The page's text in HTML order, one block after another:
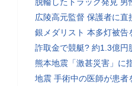
広陵高元監督 保護者に直
銀メダリスト 本多灯被告
詐取金で競艇? 約1.3億円
熊本地震「激甚災害」に
地震 手術中の医師が患者